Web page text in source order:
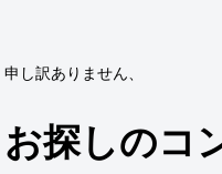
申し訳ありません、
お探しのコ